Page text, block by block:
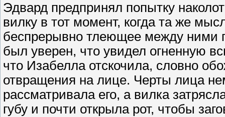
Эдвард предпринял попытку
вилку в тот момент, когда та же
беспрерывно тлеющее между ними
был уверен, что увидел огненную
что Изабелла отскочила, словно
отвращения на лице. Черты лица
рассматривала его, а вилка
губу и почти открыла рот, чтобы